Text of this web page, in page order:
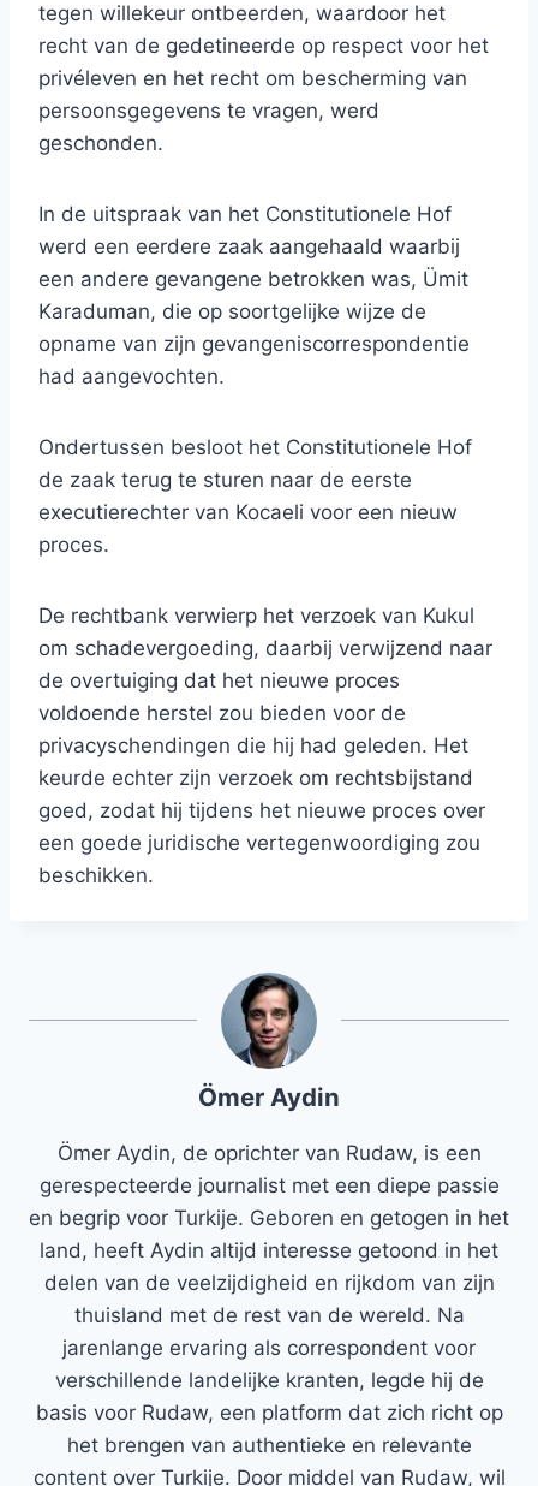
tegen willekeur ontbeerden, waardoor het
recht van de gedetineerde op respect voor het
privéleven en het recht om bescherming van
persoonsgegevens te vragen, werd
geschonden.
In de uitspraak van het Constitutionele Hof
werd een eerdere zaak aangehaald waarbij
een andere gevangene betrokken was, Ümit
Karaduman, die op soortgelijke wijze de
opname van zijn gevangeniscorrespondentie
had aangevochten.
Ondertussen besloot het Constitutionele Hof
de zaak terug te sturen naar de eerste
executierechter van Kocaeli voor een nieuw
proces.
De rechtbank verwierp het verzoek van Kukul
om schadevergoeding, daarbij verwijzend naar
de overtuiging dat het nieuwe proces
voldoende herstel zou bieden voor de
privacyschendingen die hij had geleden. Het
keurde echter zijn verzoek om rechtsbijstand
goed, zodat hij tijdens het nieuwe proces over
een goede juridische vertegenwoordiging zou
beschikken.
Ömer Aydin
Ömer Aydin, de oprichter van Rudaw, is een
gerespecteerde journalist met een diepe passie
en begrip voor Turkije. Geboren en getogen in het
land, heeft Aydin altijd interesse getoond in het
delen van de veelzijdigheid en rijkdom van zijn
thuisland met de rest van de wereld. Na
jarenlange ervaring als correspondent voor
verschillende landelijke kranten, legde hij de
basis voor Rudaw, een platform dat zich richt op
het brengen van authentieke en relevante
content over Turkije. Door middel van Rudaw, wil